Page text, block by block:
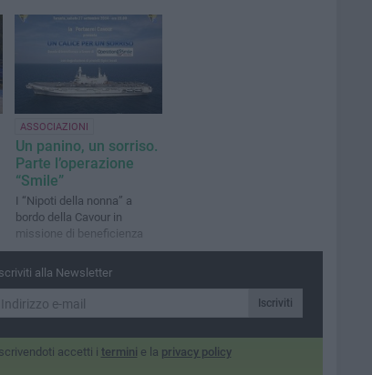
ASSOCIAZIONI
Un panino, un sorriso.
Parte l’operazione
“Smile”
I “Nipoti della nonna” a
bordo della Cavour in
missione di beneficienza
alla Newsletter
Iscriviti
accetti i termini e la privacy policy